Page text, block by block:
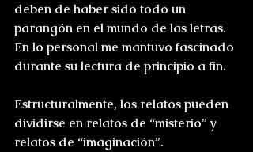
deben de haber sido todo un
parangón en el mundo de las letras.
En lo personal me mantuvo fascinado
durante su lectura de principio a fin.
Estructuralmente, los relatos pueden
dividirse en relatos de “misterio” y
relatos de “imaginación”.